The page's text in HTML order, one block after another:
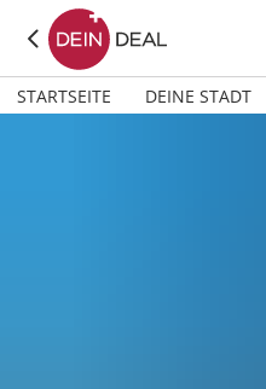
STARTSEITE DEINE STADT